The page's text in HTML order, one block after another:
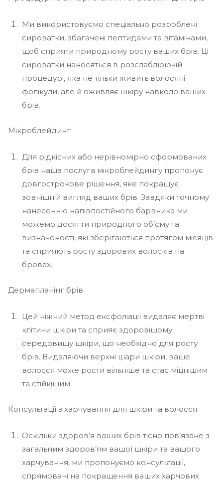
Ми використовуємо спеціально розроблені
сироватки, збагачені пептидами та вітамінами,
щоб сприяти природному росту ваших брів. Ці
сироватки наносяться в розслаблюючій
процедурі, яка не тільки живить волосяні
фолікули, але й оживляє шкіру навколо ваших
брів.
Мікроблейдинг
Для рідкісних або нерівномірно сформованих
брів наша послуга мікроблейдингу пропонує
довгострокове рішення, яке покращує
зовнішній вигляд ваших брів. Завдяки точному
нанесенню напівпостійного барвника ми
можемо досягти природного об’єму та
визначеності, які зберігаються протягом місяців
та сприяють росту здорових волосків на
бровах.
Дермапланінг брів
Цей ніжний метод ексфоліації видаляє мертві
клітини шкіри та сприяє здоровішому
середовищу шкіри, що необхідно для росту
брів. Видаляючи верхні шари шкіри, ваше
волосся може рости вільніше та стає міцнішим
та стійкішим.
Консультації з харчування для шкіри та волосся
Оскільки здоров’я ваших брів тісно пов’язане з
загальним здоров’ям вашої шкіри та вашого
харчування, ми пропонуємо консультації,
спрямовані на покращення ваших харчових